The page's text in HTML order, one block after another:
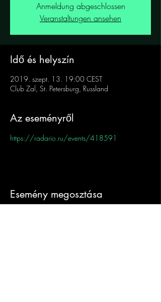
Anmeldung abgeschlossen
Veranstaltungen ansehen
Idő és helyszín
2019. szept. 13. 19:00 CEST
Club Zal, St. Petersburg, Russland
Az eseményről
https://radario.ru/events/418591
Esemény megosztása